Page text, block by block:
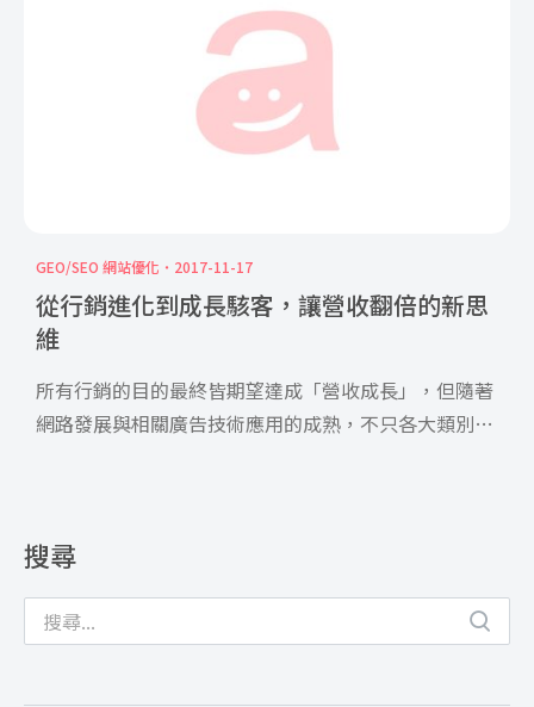
GEO/SEO 網站優化 2017-11-17
從行銷進化到成長駭客，讓營收翻倍的新思
維
所有行銷的目的最終皆期望達成「營收成長」，但隨著
網路發展與相關廣告技術應用的成熟，不只各大類別產
搜尋